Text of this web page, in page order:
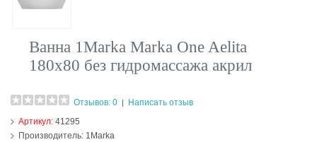
Ванна 1Marka Marka One Aelita
180х80 без гидромассажа акрил
Отзывов: 0
Написать отзыв
Артикул:41295
Производитель: 1Marka